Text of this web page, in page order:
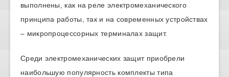
выполнены, как на реле электромеханического
принципа работы, так и на современных устройствах
– микропроцессорных терминалах защит.
Среди электромеханических защит приобрели
наибольшую популярность комплекты типа